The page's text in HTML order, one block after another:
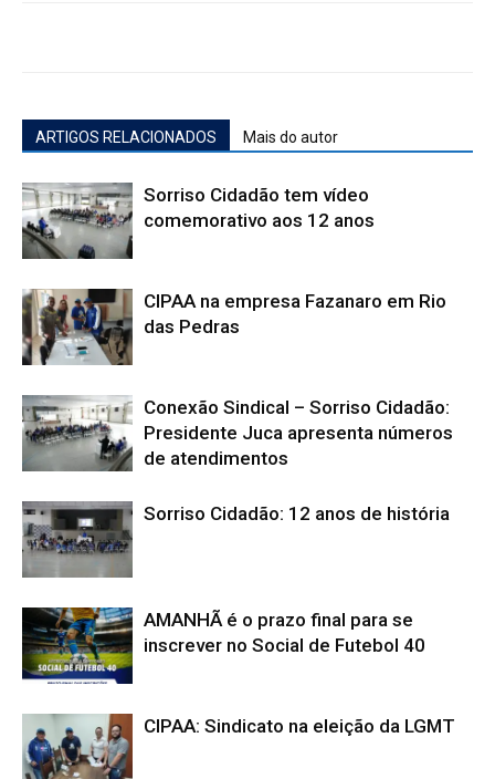
ARTIGOS RELACIONADOS Mais do autor
Sorriso Cidadão tem vídeo
comemorativo aos 12 anos
CIPAA na empresa Fazanaro em Rio
das Pedras
Conexão Sindical – Sorriso Cidadão:
Presidente Juca apresenta números
de atendimentos
Sorriso Cidadão: 12 anos de história
AMANHÃ é o prazo final para se
inscrever no Social de Futebol 40
CIPAA: Sindicato na eleição da LGMT